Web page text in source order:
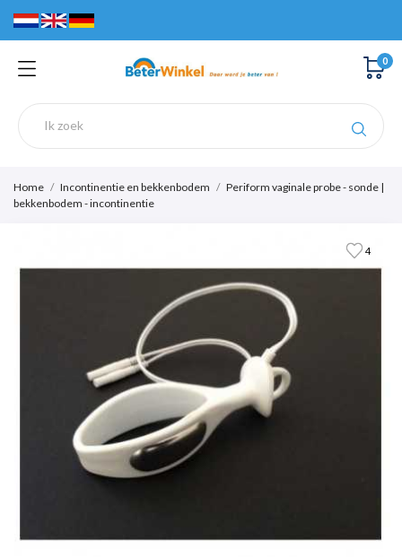
0
Home Incontinentie en bekkenbodem
Periform vaginale probe - sonde |
bekkenbodem - incontinentie
4